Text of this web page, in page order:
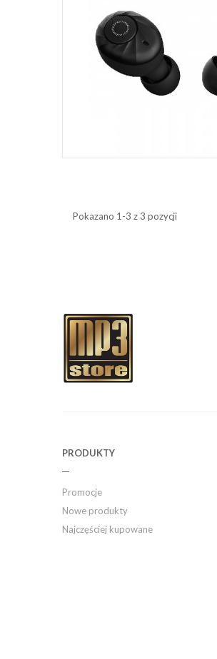
Pokazano 1-3 z 3 pozycji
PRODUKTY
Promocje
Nowe produkty
Najczęściej kupowane